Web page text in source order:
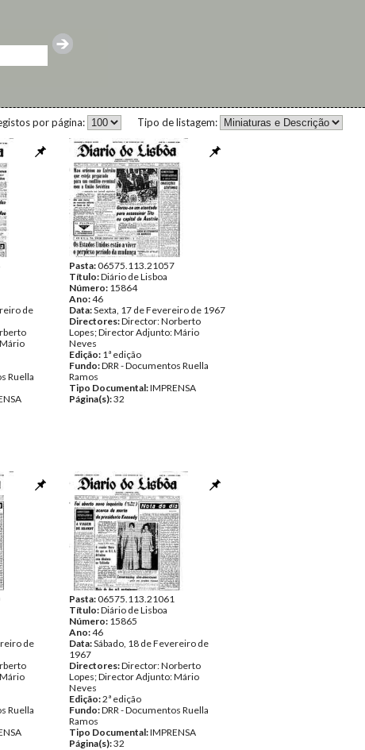
Tipo de listagem:
por página:
de
Ruella
Pasta:06575.113.21057
Título:Diário de Lisboa
Número: 15864
Ano:46
Data:Sexta, 17 de Fevereiro de 1967
Directores:Director: Norberto
Lopes; Director Adjunto: Mário
Neves
Edição: 1ª edição
Fundo:DRR - Documentos Ruella
Ramos
Tipo Documental:IMPRENSA
Página(s):32
de
Ruella
Pasta:06575.113.21061
Título:Diário de Lisboa
Número: 15865
Ano:46
Data:Sábado, 18 de Fevereiro de
1967
Directores:Director: Norberto
Lopes; Director Adjunto: Mário
Neves
Edição:2ª edição
Fundo:DRR - Documentos Ruella
Ramos
Tipo Documental:IMPRENSA
Página(s):32